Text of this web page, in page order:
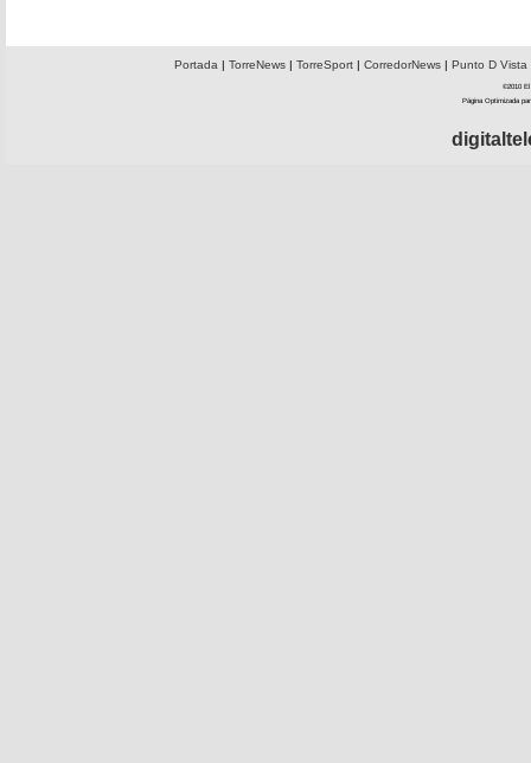
Portada | TorreNews| TorreSport| CorredorNews| Punto D Vista
©2010 El
Página Optimizada